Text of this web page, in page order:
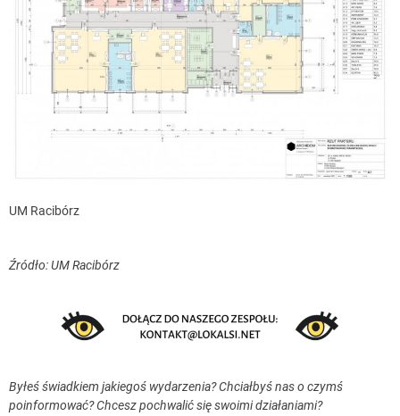
UM Racibórz
Źródło: UM Racibórz
Byłeś świadkiem jakiegoś wydarzenia? Chciałbyś nas o czymś
poinformować? Chcesz pochwalić się swoimi działaniami?